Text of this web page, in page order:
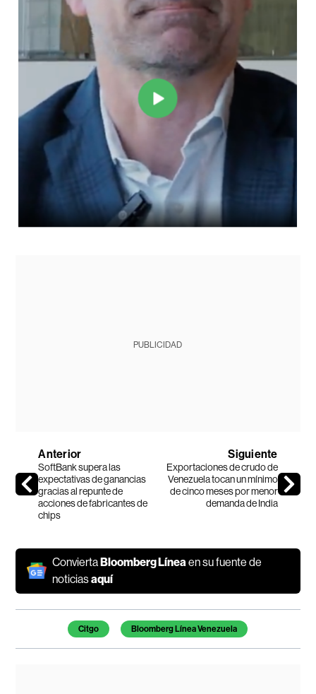
PUBLICIDAD
Anterior
SoftBank supera las
expectativas de ganancias
gracias al repunte de
acciones de fabricantes de
chips
Siguiente
Exportaciones de crudo de
Venezuela tocan un mínimo
de cinco meses por menor
demanda de India
ConviertaBloomberg Línea en su fuente de
noticiasaquí
Temas de este artículo
Citgo Bloomberg Línea Venezuela